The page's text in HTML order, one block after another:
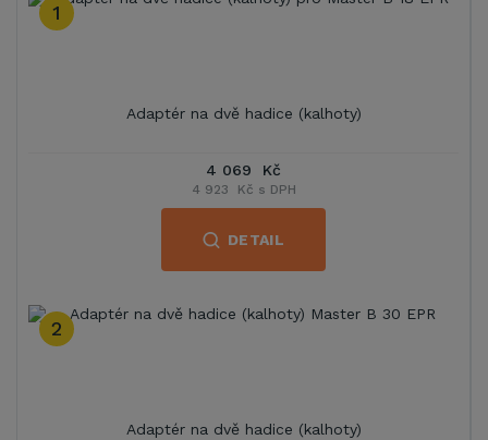
1
Adaptér na dvě hadice (kalhoty)
4 069 Kč
4 923 Kč s DPH
DETAIL
2
Adaptér na dvě hadice (kalhoty)